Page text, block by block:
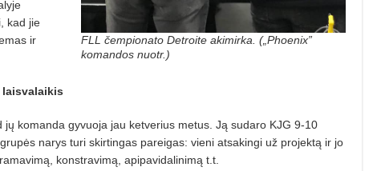
FLL čempionato Detroite akimirka. („Phoenix”
komandos nuotr.)
kad jie
ir
jų komanda gyvuoja jau ketverius metus. Ją sudaro KJG 9-10
narys turi skirtingas pareigas: vieni atsakingi už projektą ir jo
konstravimą, apipavidalinimą t.t.